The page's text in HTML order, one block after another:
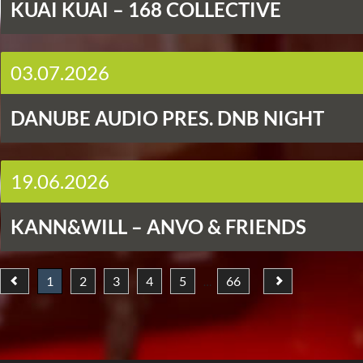
KUAI KUAI – 168 COLLECTIVE
03.07.2026
DANUBE AUDIO PRES. DNB NIGHT
19.06.2026
KANN&WILL – ANVO & FRIENDS
1 2 3 4 5 … 66